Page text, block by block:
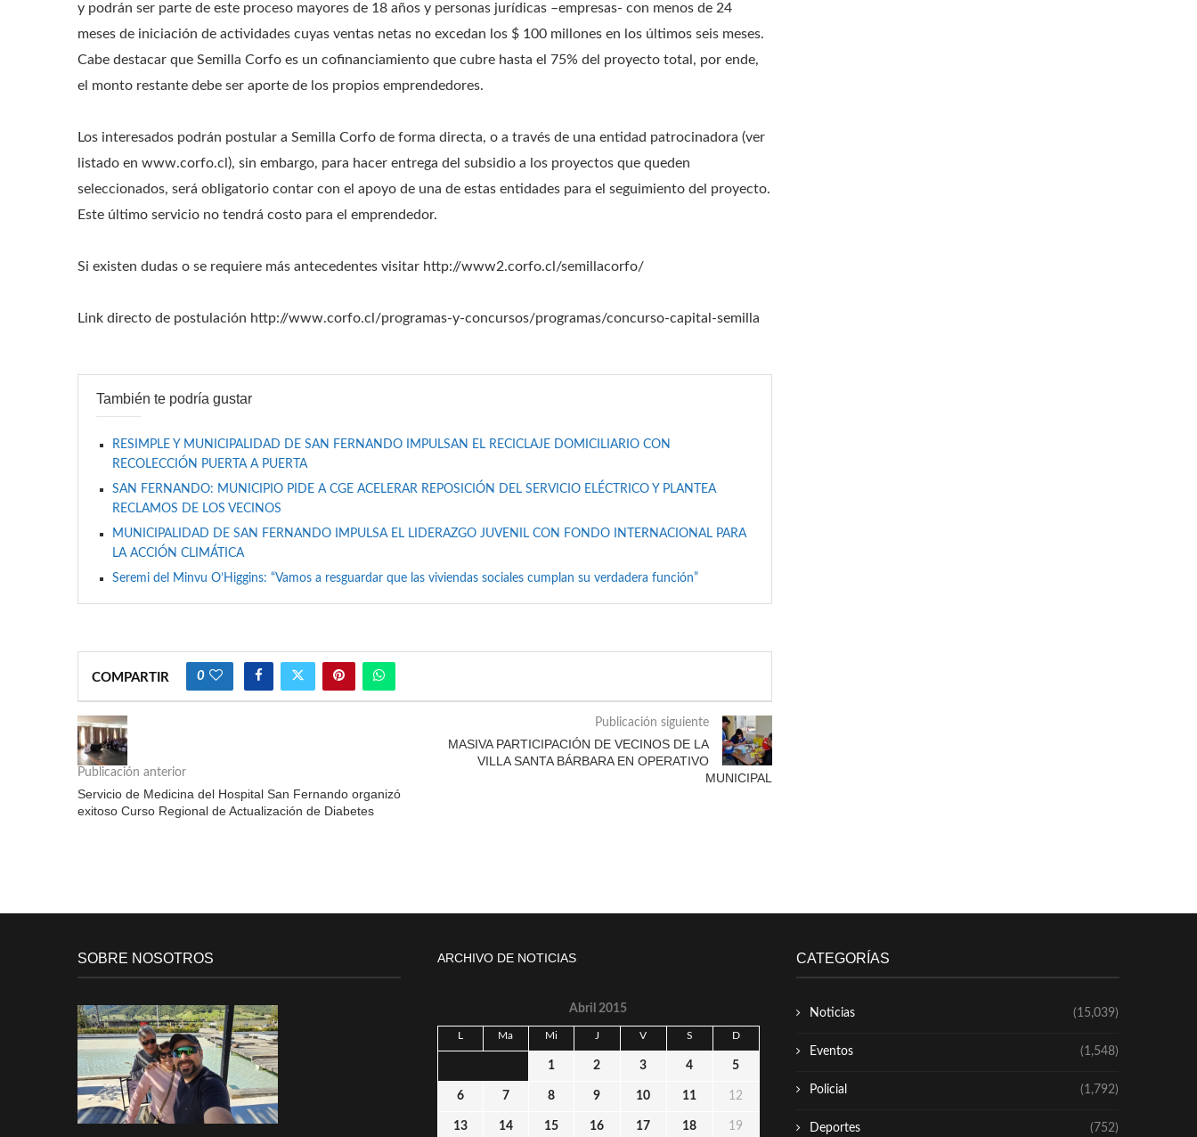
y podrán ser parte de este proceso mayores de 18 años y personas jurídicas –empresas- con menos de 24
meses de iniciación de actividades cuyas ventas netas no excedan los $ 100 millones en los últimos seis meses.
Cabe destacar que Semilla Corfo es un cofinanciamiento que cubre hasta el 75% del proyecto total, por ende,
el monto restante debe ser aporte de los propios emprendedores.
Los interesados podrán postular a Semilla Corfo de forma directa, o a través de una entidad patrocinadora (ver
listado en www.corfo.cl), sin embargo, para hacer entrega del subsidio a los proyectos que queden
seleccionados, será obligatorio contar con el apoyo de una de estas entidades para el seguimiento del proyecto.
Este último servicio no tendrá costo para el emprendedor.
Si existen dudas o se requiere más antecedentes visitar http://www2.corfo.cl/semillacorfo/
Link directo de postulación http://www.corfo.cl/programas-y-concursos/programas/concurso-capital-semilla
También te podría gustar
RESIMPLE Y MUNICIPALIDAD DE SAN FERNANDO IMPULSAN EL RECICLAJE DOMICILIARIO CON
RECOLECCIÓN PUERTA A PUERTA
SAN FERNANDO: MUNICIPIO PIDE A CGE ACELERAR REPOSICIÓN DEL SERVICIO ELÉCTRICO Y PLANTEA
RECLAMOS DE LOS VECINOS
MUNICIPALIDAD DE SAN FERNANDO IMPULSA EL LIDERAZGO JUVENIL CON FONDO INTERNACIONAL PARA
LA ACCIÓN CLIMÁTICA
Seremi del Minvu O’Higgins: “Vamos a resguardar que las viviendas sociales cumplan su verdadera función”
COMPARTIR 0
Publicación anterior
Servicio de Medicina del Hospital San Fernando organizó
exitoso Curso Regional de Actualización de Diabetes
Publicación siguiente
MASIVA PARTICIPACIÓN DE VECINOS DE LA
VILLA SANTA BÁRBARA EN OPERATIVO
MUNICIPAL
SOBRE NOSOTROS ARCHIVO DE NOTICIAS
Abril 2015
L Ma Mi J V S D
1 2 3 4 5
6 7 8 9 10 11 12
13 14 15 16 17 18 19
CATEGORÍAS
Noticias (15,039)
Eventos (1,548)
Policial (1,792)
Deportes (752)